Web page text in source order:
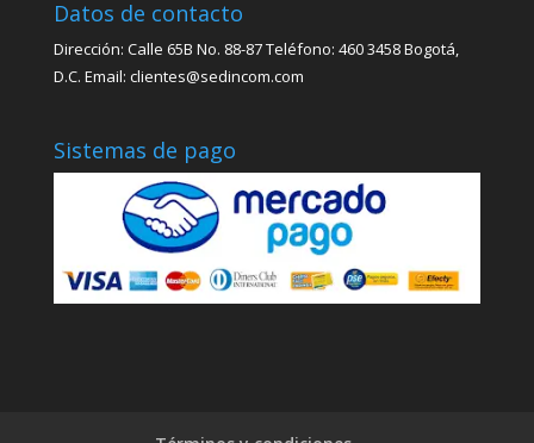
Datos de contacto
Dirección: Calle 65B No. 88-87 Teléfono: 460 3458 Bogotá,
D.C. Email: clientes@sedincom.com
Sistemas de pago